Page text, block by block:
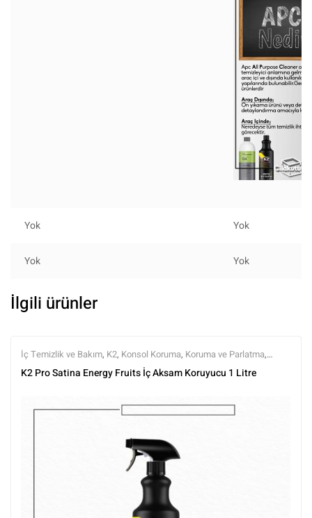
Yok Yok
Yok Yok
İlgili ürünler
İç Temizlik ve Bakım, K2, Konsol Koruma, Koruma ve Parlatma,
Markalar,Tüm Ürünler,Tüm Ürünler,Yarı Mat (Doğal Görünüm)
K2 Pro Satina Energy Fruits İç Aksam Koruyucu 1 Litre